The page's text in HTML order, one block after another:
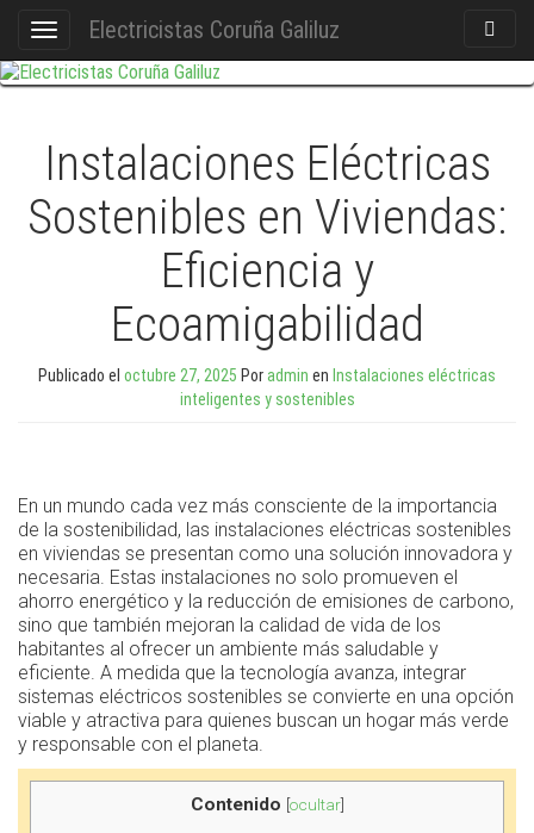
Cambiar
navegación
Act./
Electricistas Coruña Galiluz
Instalaciones Eléctricas
Sostenibles en Viviendas:
Eficiencia y
Ecoamigabilidad
Publicado el octubre 27, 2025 Poradmin en Instalaciones eléctricas
inteligentes y sostenibles
En un mundo cada vez más consciente de la importancia
de la sostenibilidad, las instalaciones eléctricas sostenibles
en viviendas se presentan como una solución innovadora y
necesaria. Estas instalaciones no solo promueven el
ahorro energético y la reducción de emisiones de carbono,
sino que también mejoran la calidad de vida de los
habitantes al ofrecer un ambiente más saludable y
eficiente. A medida que la tecnología avanza, integrar
sistemas eléctricos sostenibles se convierte en una opción
viable y atractiva para quienes buscan un hogar más verde
y responsable con el planeta.
Contenido [ocultar]